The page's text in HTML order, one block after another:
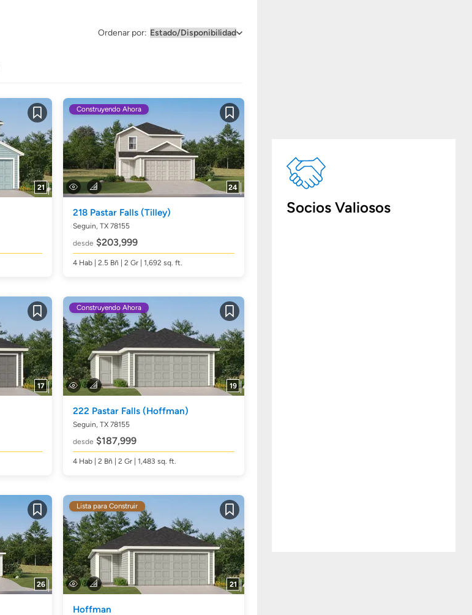
Socios Valiosos
Ordenar por:
Guardar
21
Guardar
24
Construyendo Ahora
218 Pastar Falls (Tilley)
Seguin, TX 78155
desde $203,999
4 Hab| 2.5 Bñ | 2 Gr | 1,692 sq. ft.
Guardar
17
Guardar
19
Construyendo Ahora
222 Pastar Falls (Hoffman)
Seguin, TX 78155
desde $187,999
4 Hab| 2 Bñ | 2 Gr | 1,483 sq. ft.
Guardar
26
Guardar
21
Lista para Construir
Hoffman